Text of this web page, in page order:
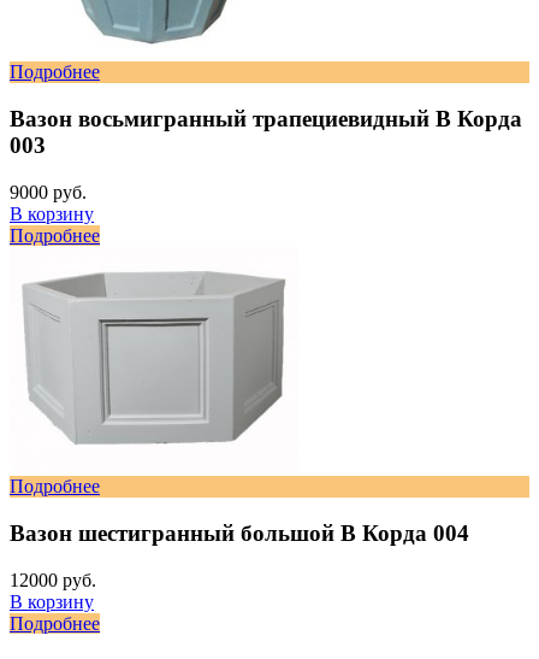
Подробнее
Вазон восьмигранный трапециевидный В Корда
003
9000 руб.
В корзину
Подробнее
Подробнее
Вазон шестигранный большой В Корда 004
12000 руб.
В корзину
Подробнее